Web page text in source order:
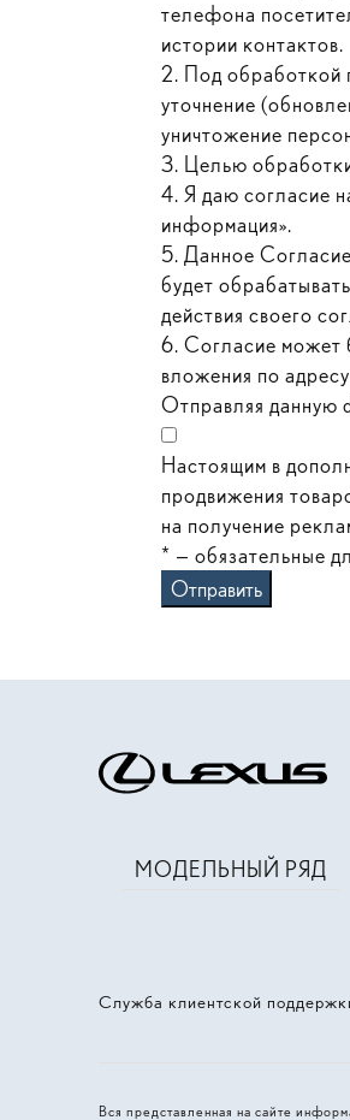
телефона
истории контактов.
2. Под обработкой
уточнение
уничтожение
3. Целью
4. Я даю согласие
информация».
5. Данное
будет
действия своего
6. Согласие может
вложения по
Отправляя данную
Настоящим в
продвижения
на получение
* — обязательные
Отправить
Служба клиентской
МОДЕЛЬНЫЙ РЯД
Вся представленная на сайте